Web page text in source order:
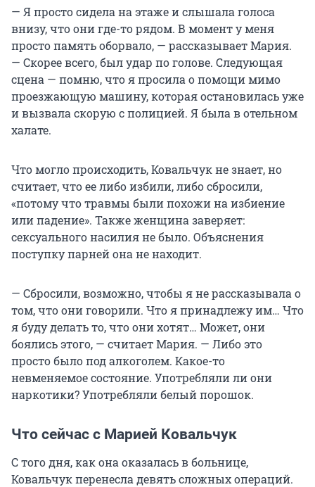
— Я просто сидела на этаже и слышала голоса
внизу, что они где-то рядом. В момент у меня
просто память оборвало, — рассказывает Мария.
— Скорее всего, был удар по голове. Следующая
сцена — помню, что я просила о помощи мимо
проезжающую машину, которая остановилась уже
и вызвала скорую с полицией. Я была в отельном
халате.
Что могло происходить, Ковальчук не знает, но
считает, что ее либо избили, либо сбросили,
«потому что травмы были похожи на избиение
или падение». Также женщина заверяет:
сексуального насилия не было. Объяснения
поступку парней она не находит.
— Сбросили, возможно, чтобы я не рассказывала о
том, что они говорили. Что я принадлежу им… Что
я буду делать то, что они хотят… Может, они
боялись этого, — считает Мария. — Либо это
просто было под алкоголем. Какое-то
невменяемое состояние. Употребляли ли они
наркотики? Употребляли белый порошок.
Что сейчас с Марией Ковальчук
С того дня, как она оказалась в больнице,
Ковальчук перенесла девять сложных операций.